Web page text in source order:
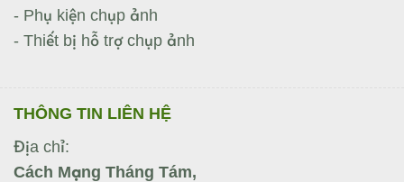
- Phụ kiện chụp ảnh
- Thiết bị hỗ trợ chụp ảnh
THÔNG TIN LIÊN HỆ
Địa chỉ:
Cách Mạng Tháng Tám,